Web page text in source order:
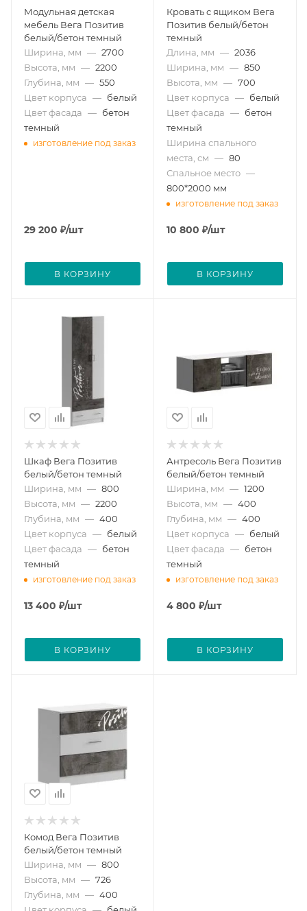
Модульная детская
мебель Вега Позитив
белый/бетон темный
Ширина, мм — 2700
Высота, мм — 2200
Глубина, мм — 550
Цвет корпуса — белый
Цвет фасада — бетон
темный
изготовление под заказ
29 200 ₽/шт
В КОРЗИНУ
Кровать с ящиком Вега
Позитив белый/бетон
темный
Длина, мм — 2036
Ширина, мм — 850
Высота, мм — 700
Цвет корпуса — белый
Цвет фасада — бетон
темный
Ширина спального
места, см — 80
Спальное место —
800*2000 мм
изготовление под заказ
10 800 ₽/шт
В КОРЗИНУ
Шкаф Вега Позитив
белый/бетон темный
Ширина, мм — 800
Высота, мм — 2200
Глубина, мм — 400
Цвет корпуса — белый
Цвет фасада — бетон
темный
изготовление под заказ
13 400 ₽/шт
В КОРЗИНУ
Антресоль Вега Позитив
белый/бетон темный
Ширина, мм — 1200
Высота, мм — 400
Глубина, мм — 400
Цвет корпуса — белый
Цвет фасада — бетон
темный
изготовление под заказ
4 800 ₽/шт
В КОРЗИНУ
Комод Вега Позитив
белый/бетон темный
Ширина, мм — 800
Высота, мм — 726
Глубина, мм — 400